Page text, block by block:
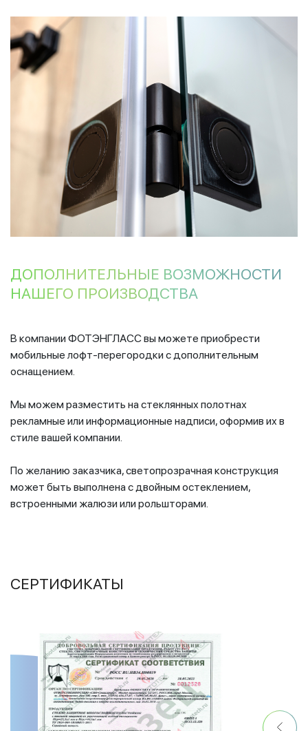
ДОПОЛНИТЕЛЬНЫЕ ВОЗМОЖНОСТИ
НАШЕГО ПРОИЗВОДСТВА
В компании ФОТЭНГЛАСС вы можете приобрести
мобильные лофт-перегородки с дополнительным
оснащением.
Мы можем разместить на стеклянных полотнах
рекламные или информационные надписи, оформив их в
стиле вашей компании.
По желанию заказчика, светопрозрачная конструкция
может быть выполнена с двойным остеклением,
встроенными жалюзи или рольшторами.
СЕРТИФИКАТЫ